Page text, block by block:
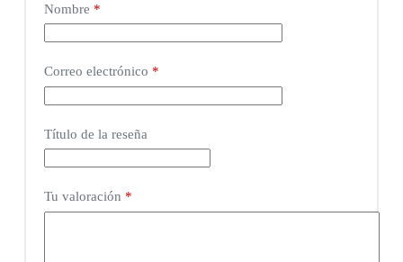
Nombre *
Correo electrónico *
Título de la reseña
Tu valoración *